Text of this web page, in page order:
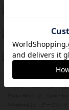
紹介文あり
スーパー
紹介文なし
フリップ７
※Apple、Apple のロゴ は